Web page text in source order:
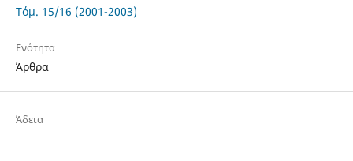
Τόμ. 15/16 (2001-2003)
Ενότητα
Άρθρα
Άδεια